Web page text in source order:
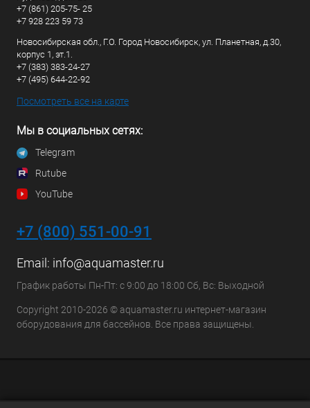
+7 (861) 205-75- 25
+7 928 223 59 73
Новосибирская обл., Г.О. Город Новосибирск, ул. Планетная, д.30,
корпус 1, эт.1.
+7 (383) 383-24-27
+7 (495) 644-22-92
Посмотреть все на карте
Мы в социальных сетях:
Telegram
Rutube
YouTube
+7 (800) 551-00-91
Email: info@aquamaster.ru
График работы Пн-Пт: с 9:00 до 18:00 Сб, Вс: Выходной
Copyright 2010-2026 © aquamaster.ru интернет-магазин
оборудования для бассейнов. Все права защищены.